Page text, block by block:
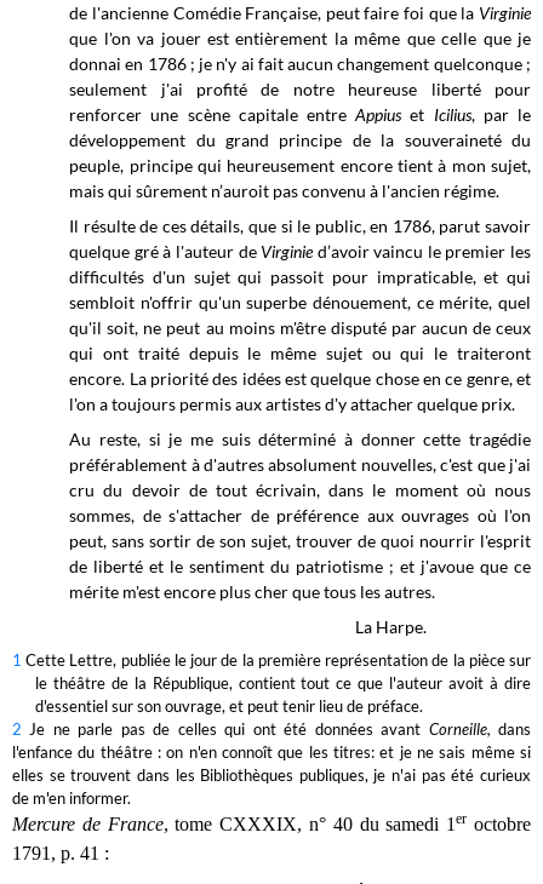
de l'ancienne Comédie Française, peut faire foi que la Virginie
que l'on va jouer est entièrement la même que celle que je
donnai en 1786 ; je n'y ai fait aucun changement quelconque ;
seulement j'ai profité de notre heureuse liberté pour
renforcer une scène capitale entreAppiuset Icilius, par le
développement du grand principe de la souveraineté du
peuple, principe qui heureusement encore tient à mon sujet,
mais qui sûrement n’auroit pas convenu à l'ancien régime.
Il résulte de ces détails, que si le public, en 1786, parut savoir
quelque gré à l'auteur de Virginied’avoir vaincu le premier les
difficultés d'un sujet qui passoit pour impraticable, et qui
sembloit n'offrir qu'un superbe dénouement, ce mérite, quel
qu'il soit, ne peut au moins m'être disputé par aucun de ceux
qui ont traité depuis le même sujet ou qui le traiteront
encore. La priorité des idées est quelque chose en ce genre, et
l'on a toujours permis aux artistes d'y attacher quelque prix.
Au reste, si je me suis déterminé à donner cette tragédie
préférablement à d'autres absolument nouvelles, c'est que j'ai
cru du devoir de tout écrivain, dans le moment où nous
sommes, de s'attacher de préférence aux ouvrages où l'on
peut, sans sortir de son sujet, trouver de quoi nourrir l'esprit
de liberté et le sentiment du patriotisme ; et j'avoue que ce
mérite m'est encore plus cher que tous les autres.
La Harpe.
1 Cette Lettre, publiée le jour de la première représentation de la pièce sur
le théâtre de la République, contient tout ce que l'auteur avoit à dire
d'essentiel sur son ouvrage, et peut tenir lieu de préface.
2 Je ne parle pas de celles qui ont été données avant Corneille,dans
l'enfance du théâtre : on n'en connoît que les titres: et je ne sais même si
elles se trouvent dans les Bibliothèques publiques, je n'ai pas été curieux
de m'en informer.
Mercure de France, tome CXXXIX, n° 40 du samedi 1er octobre
1791, p. 41 :